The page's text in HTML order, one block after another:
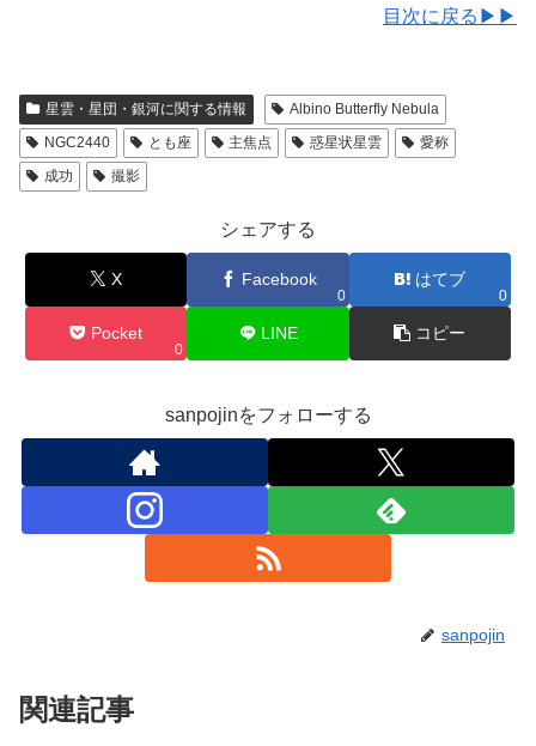
目次に戻る▶▶
星雲・星団・銀河に関する情報
Albino Butterfly Nebula
NGC2440
とも座 主焦点 惑星状星雲
愛称
成功
撮影
シェアする
X Facebook
0
はてブ
0
Pocket
0
LINE コピー
sanpojinをフォローする
sanpojin
関連記事